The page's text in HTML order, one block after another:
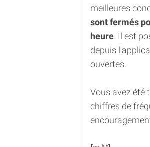
meilleures
sont fermés
heure. Il est
depuis
ouvertes.
Vous avez été
chiffres de